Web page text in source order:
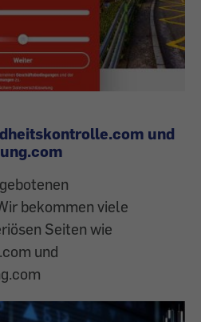
und
bekommen viele
Seiten wie
und